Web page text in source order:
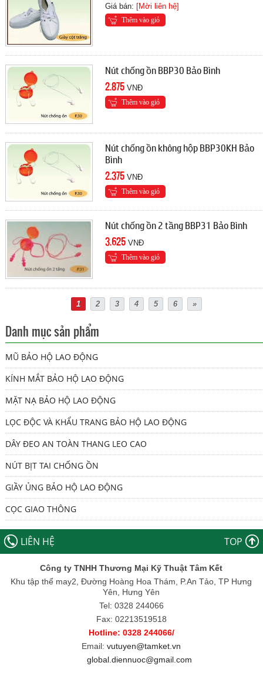
Giá bán: [Mời liên hệ]
Thêm vào giỏ
Nút chống ồn BBP30 Bảo Bình
2.875 VNĐ
Thêm vào giỏ
Nút chống ồn không hộp BBP30KH Bảo
Bình
2.375 VNĐ
Thêm vào giỏ
Nút chống ồn 2 tầng BBP31 Bảo Bình
3.625 VNĐ
Thêm vào giỏ
1 2 3 4 5 6 »
Danh mục sản phẩm
MŨ BẢO HỘ LAO ĐỘNG
KÍNH MẮT BẢO HỘ LAO ĐỘNG
MẶT NẠ BẢO HỘ LAO ĐỘNG
LỌC ĐỘC VÀ KHẨU TRANG BẢO HỘ LAO ĐỘNG
DÂY ĐEO AN TOÀN THANG LEO CAO
NÚT BỊT TAI CHỐNG ỒN
GIẦY ỦNG BẢO HỘ LAO ĐỘNG
CỌC GIAO THÔNG
LIÊN HỆ TOP
Công ty TNHH Thương Mại Kỹ Thuật Tâm Kết
Khu tập thể may2, Đường Hoàng Hoa Thám, P.An Tảo, TP Hưng
Yên, Hưng Yên
Tel: 0328 244066
Fax: 02213519518
Hotline: 0328 244066/
Email:vutuyen@tamket.vn
global.diennuoc@gmail.com